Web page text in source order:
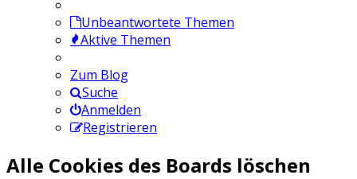
Unbeantwortete Themen
Aktive Themen
Zum Blog
Suche
Anmelden
Registrieren
Alle Cookies des Boards löschen